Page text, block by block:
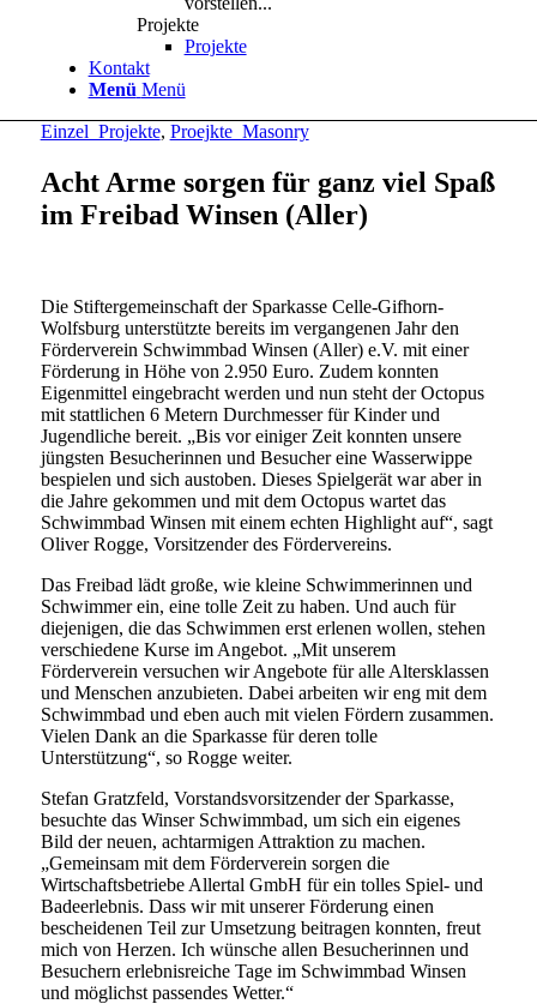
Projekte
Projekte
Kontakt
Menü Menü
Einzel_Projekte, Proejkte_Masonry
Acht Arme sorgen für ganz viel Spaß
im Freibad Winsen (Aller)
Die Stiftergemeinschaft der Sparkasse Celle-Gifhorn-
Wolfsburg unterstützte bereits im vergangenen Jahr den
Förderverein Schwimmbad Winsen (Aller) e.V. mit einer
Förderung in Höhe von 2.950 Euro. Zudem konnten
Eigenmittel eingebracht werden und nun steht der Octopus
mit stattlichen 6 Metern Durchmesser für Kinder und
Jugendliche bereit. „Bis vor einiger Zeit konnten unsere
jüngsten Besucherinnen und Besucher eine Wasserwippe
bespielen und sich austoben. Dieses Spielgerät war aber in
die Jahre gekommen und mit dem Octopus wartet das
Schwimmbad Winsen mit einem echten Highlight auf“, sagt
Oliver Rogge, Vorsitzender des Fördervereins.
Das Freibad lädt große, wie kleine Schwimmerinnen und
Schwimmer ein, eine tolle Zeit zu haben. Und auch für
diejenigen, die das Schwimmen erst erlenen wollen, stehen
verschiedene Kurse im Angebot. „Mit unserem
Förderverein versuchen wir Angebote für alle Altersklassen
und Menschen anzubieten. Dabei arbeiten wir eng mit dem
Schwimmbad und eben auch mit vielen Fördern zusammen.
Vielen Dank an die Sparkasse für deren tolle
Unterstützung“, so Rogge weiter.
Stefan Gratzfeld, Vorstandsvorsitzender der Sparkasse,
besuchte das Winser Schwimmbad, um sich ein eigenes
Bild der neuen, achtarmigen Attraktion zu machen.
„Gemeinsam mit dem Förderverein sorgen die
Wirtschaftsbetriebe Allertal GmbH für ein tolles Spiel- und
Badeerlebnis. Dass wir mit unserer Förderung einen
bescheidenen Teil zur Umsetzung beitragen konnten, freut
mich von Herzen. Ich wünsche allen Besucherinnen und
Besuchern erlebnisreiche Tage im Schwimmbad Winsen
und möglichst passendes Wetter.“